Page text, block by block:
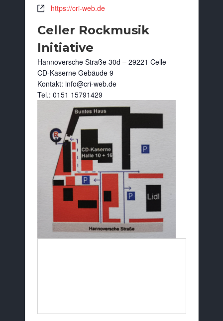
https://cri-web.de
Celler Rockmusik
Initiative
Hannoversche Straße 30d – 29221 Celle
CD-Kaserne Gebäude 9
Kontakt: info@cri-web.de
Tel.: 0151 15791429